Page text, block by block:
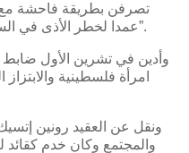
تصرفن بطريقة فاحشة
عمدا لخطر الأذى في السجن من أجل الحصول على “تنازلات”.
وأدين في تشرين الأول
امرأة فلسطينية
ونقل عن العقيد رونين
والمجتمع وكان خدم كقائد